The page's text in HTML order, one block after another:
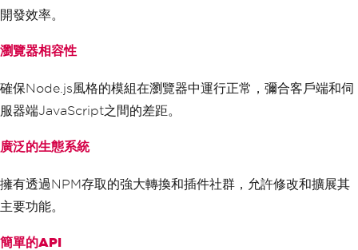
開發效率。
瀏覽器相容性
確保Node.js風格的模組在瀏覽器中運行正常，彌合客戶端和伺
服器端JavaScript之間的差距。
廣泛的生態系統
擁有透過NPM存取的強大轉換和插件社群，允許修改和擴展其
主要功能。
簡單的API